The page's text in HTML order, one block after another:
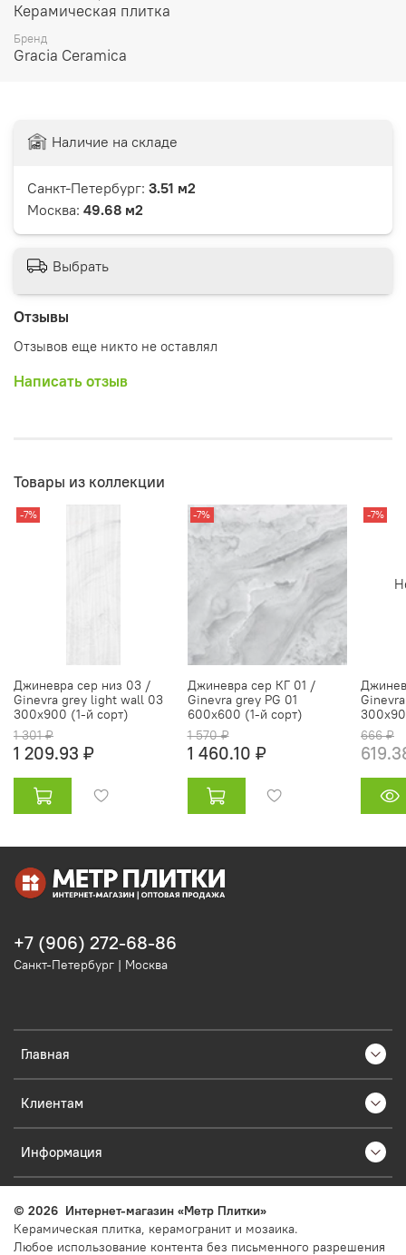
Керамическая плитка
Бренд
Gracia Ceramica
Отзывы
Отзывов еще никто не оставлял
Написать отзыв
Наличие на складе
Санкт-Петербург: 3.51 м2
Москва: 49.68 м2
Выбрать
Товары из коллекции
-7%
Джиневра сер низ 03 /
Ginevra grey light wall 03
300х900 (1-й сорт)
1 301 ₽
1 209.93 ₽
-7%
Джиневра сер КГ 01 /
Ginevra grey PG 01
600х600 (1-й сорт)
1 570 ₽
1 460.10 ₽
-7%
666 ₽
Главная
Клиентам
Информация
+7 (906) 272-68-86
Санкт-Петербург | Москва
© 2026 Интернет-магазин «Метр Плитки»
Керамическая плитка, керамогранит и мозаика.
Любое использование контента без письменного разрешения